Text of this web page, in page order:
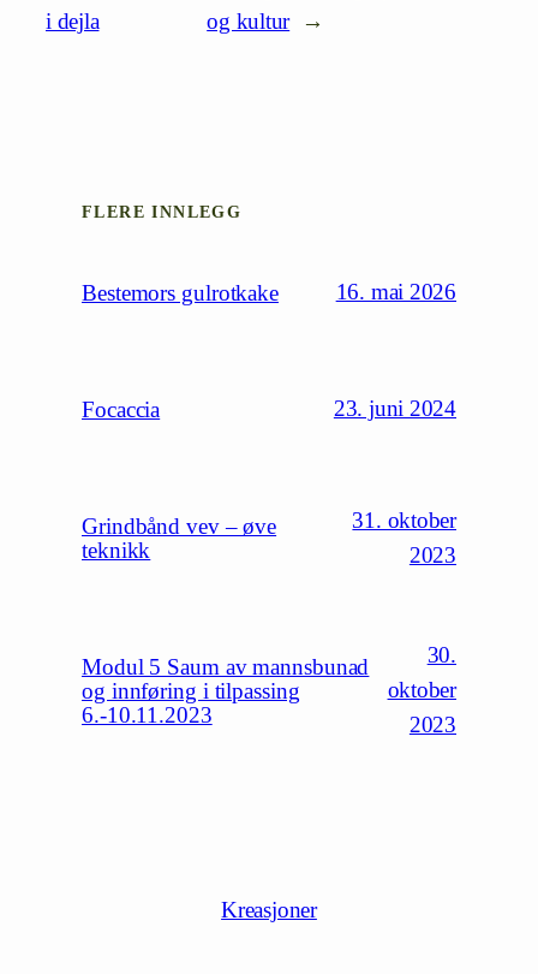
i dejla
og kultur
→
FLERE INNLEGG
Bestemors gulrotkake 16. mai 2026
Focaccia 23. juni 2024
Grindbånd vev – øve
teknikk
31. oktober
2023
Modul 5 Saum av mannsbunad
og innføring i tilpassing
6.-10.11.2023
30.
oktober
2023
Kreasjoner